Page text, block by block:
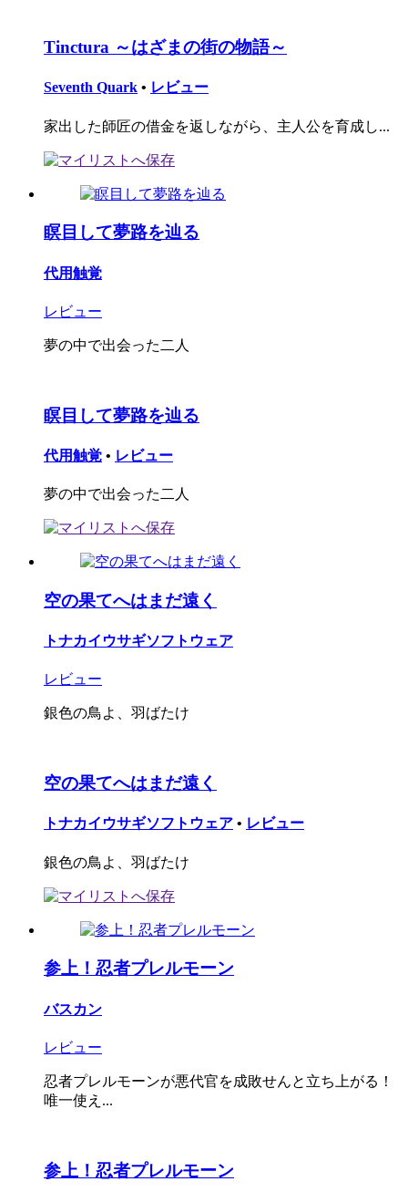
Tinctura ～はざまの街の物語～
Seventh Quark • レビュー
家出した師匠の借金を返しながら、主人公を育成し...
瞑目して夢路を辿る
代用触覚
レビュー
夢の中で出会った二人
瞑目して夢路を辿る
代用触覚 • レビュー
夢の中で出会った二人
空の果てへはまだ遠く
トナカイウサギソフトウェア
レビュー
銀色の鳥よ、羽ばたけ
空の果てへはまだ遠く
トナカイウサギソフトウェア • レビュー
銀色の鳥よ、羽ばたけ
参上！忍者プレルモーン
バスカン
レビュー
忍者プレルモーンが悪代官を成敗せんと立ち上がる！
唯一使え...
参上！忍者プレルモーン